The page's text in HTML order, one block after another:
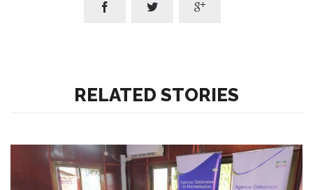
  
RELATED STORIES